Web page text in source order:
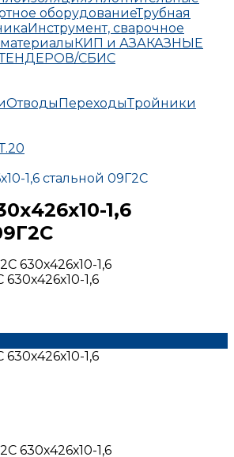
оборудованиеТрубная
Инструмент, сварочное
КИП и АЗАКАЗНЫЕ
СБИС
ОтводыПереходыТройники
1,6 стальной 09Г2С
1,6
1,6
1,6